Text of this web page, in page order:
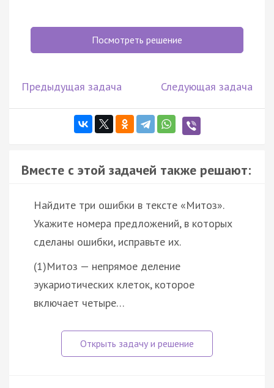
Посмотреть решение
Предыдущая задача Следующая задача
Вместе с этой задачей также решают:
Найдите три ошибки в тексте «Митоз».
Укажите номера предложений, в которых
сделаны ошибки, исправьте их.
(1)Митоз — непрямое деление
эукариотических клеток, которое
включает четыре…